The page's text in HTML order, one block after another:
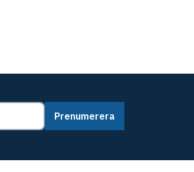
Prenumerera